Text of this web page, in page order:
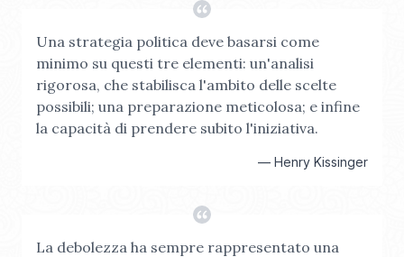
Una strategia politica deve basarsi come
minimo su questi tre elementi: un'analisi
rigorosa, che stabilisca l'ambito delle scelte
possibili; una preparazione meticolosa; e infine
la capacità di prendere subito l'iniziativa.
— Henry Kissinger
La debolezza ha sempre rappresentato una